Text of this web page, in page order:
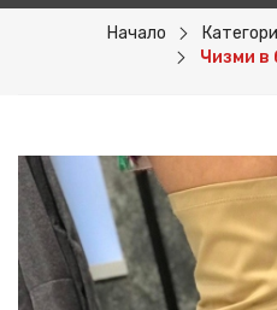
ВАШАТА
Начало
Чизми в